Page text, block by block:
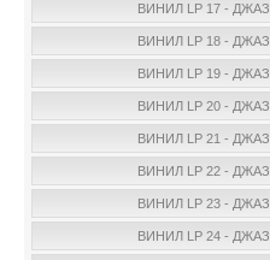
ВИНИЛ LP 17 - ДЖАЗ
ВИНИЛ LP 18 - ДЖАЗ
ВИНИЛ LP 19 - ДЖАЗ
ВИНИЛ LP 20 - ДЖАЗ
ВИНИЛ LP 21 - ДЖАЗ
ВИНИЛ LP 22 - ДЖАЗ
ВИНИЛ LP 23 - ДЖАЗ
ВИНИЛ LP 24 - ДЖАЗ